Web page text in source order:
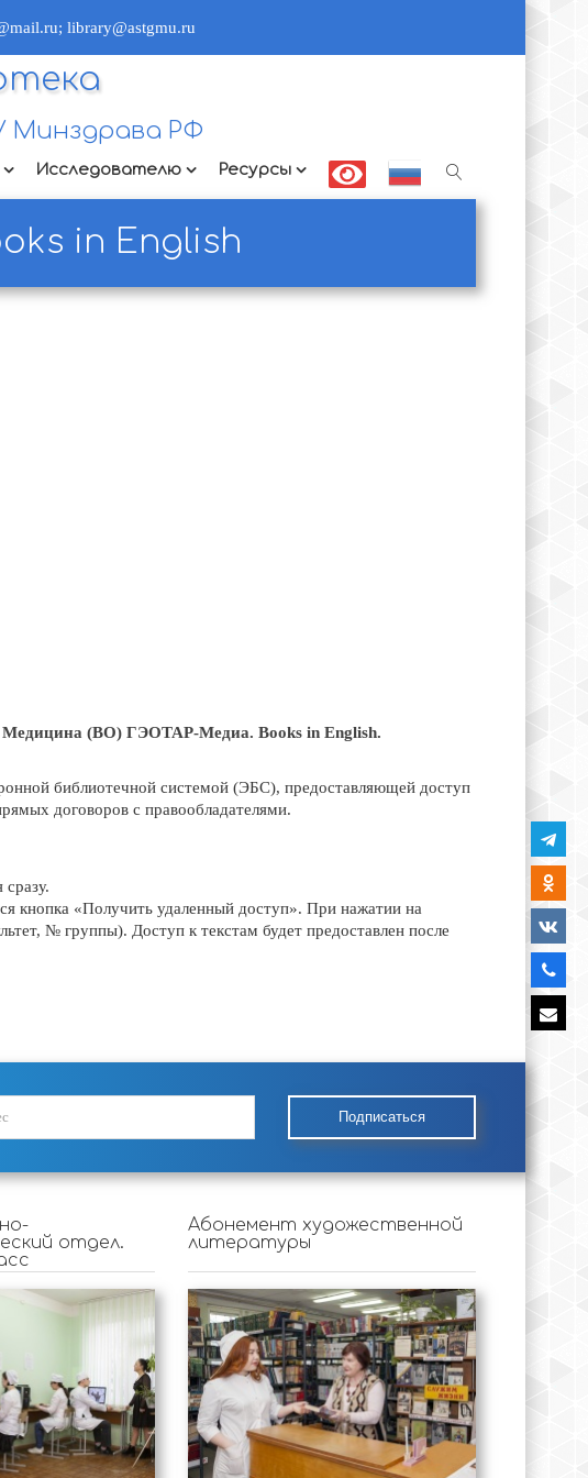
library@astgmu.ru
Минздрава РФ
Исследователю Ресурсы
in English
Медицина (ВО) ГЭОТАР-Медиа. Books in English.
библиотечной системой (ЭБС), предоставляющей доступ
договоров с правообладателями.
кнопка «Получить удаленный доступ». При нажатии на
№ группы). Доступ к текстам будет предоставлен после
Подписаться
отдел.
Абонемент художественной
литературы